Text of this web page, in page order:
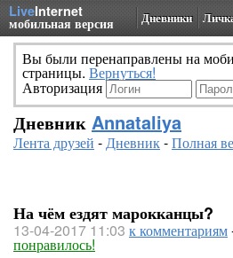
LiveInternet
мобильная версия Дневники
Вы были перенаправлены на
страницы. Вернуться!
Авторизация
Дневник Annataliya
Лента друзей -Дневник-Полная
На чём ездят марокканцы?
13-04-2017 11:03 к комментариям
понравилось!